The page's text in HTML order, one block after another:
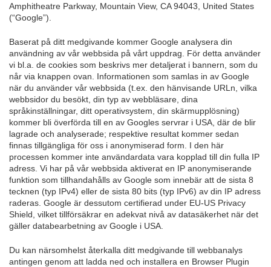
Amphitheatre Parkway, Mountain View, CA 94043, United States
(“Google”).
Baserat på ditt medgivande kommer Google analysera din
användning av vår webbsida på vårt uppdrag. För detta använder
vi bl.a. de cookies som beskrivs mer detaljerat i bannern, som du
når via knappen ovan. Informationen som samlas in av Google
när du använder vår webbsida (t.ex. den hänvisande URLn, vilka
webbsidor du besökt, din typ av webbläsare, dina
språkinställningar, ditt operativsystem, din skärmupplösning)
kommer bli överförda till en av Googles servrar i USA, där de blir
lagrade och analyserade; respektive resultat kommer sedan
finnas tillgängliga för oss i anonymiserad form. I den här
processen kommer inte användardata vara kopplad till din fulla IP
adress. Vi har på vår webbsida aktiverat en IP anonymiserande
funktion som tillhandahålls av Google som innebär att de sista 8
tecknen (typ IPv4) eller de sista 80 bits (typ IPv6) av din IP adress
raderas. Google är dessutom certifierad under EU-US Privacy
Shield, vilket tillförsäkrar en adekvat nivå av datasäkerhet när det
gäller databearbetning av Google i USA.
Du kan närsomhelst återkalla ditt medgivande till webbanalys
antingen genom att ladda ned och installera en Browser Plugin